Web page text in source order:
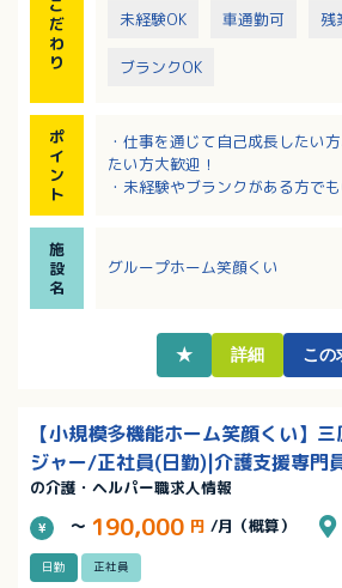
こ
だ
わ
り
未経験OK 車通勤可 残
ブランクOK
ポ
イ
ン
ト
・仕事を通じて自己成長したい
たい方大歓迎！
・未経験やブランクがある方で
チベーションアップにもつながり
・日勤のみで、基本残業なし！シ
施
設
名
グループホーム笑顔くい
★ 詳細 この
【小規模多機能ホーム笑顔くい】
ジャー/正社員(日勤)|介護支援専門
の介護・ヘルパー職求人情報
～ 190,000 円 /月（概算）
日勤 正社員